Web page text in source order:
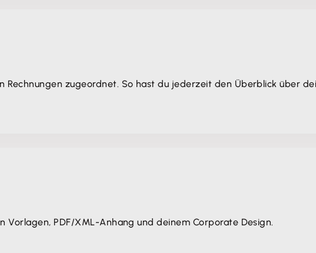
zugeordnet. So hast du jederzeit den Überblick über
PDF/XML-Anhang und deinem Corporate Design.